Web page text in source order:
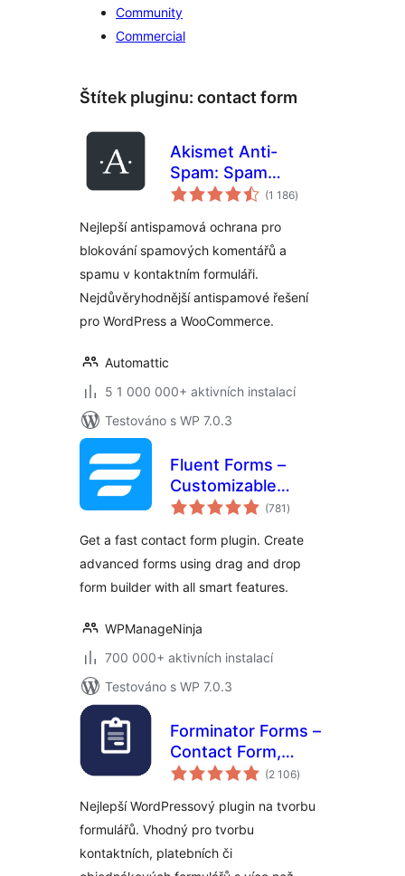
Community
Commercial
Štítek pluginu: contact form
Akismet Anti-
Spam: Spam
Protection
(1 186celkové
hodnocení
)
Nejlepší antispamová ochrana pro
blokování spamových komentářů a
spamu v kontaktním formuláři.
Nejdůvěryhodnější antispamové řešení
pro WordPress a WooCommerce.
Automattic
5 1 000 000+ aktivních instalací
Testováno s WP 7.0.3
Fluent Forms –
Customizable
Contact Forms,
Conversational
Form Builder
(781 celkové
hodnocení
)
Get a fast contact form plugin. Create
advanced forms using drag and drop
form builder with all smart features.
WPManageNinja
700 000+ aktivních instalací
Testováno s WP 7.0.3
Forminator Forms –
Contact Form,
Payment Form &
Builder
(2 106celkové
hodnocení
)
Nejlepší WordPressový plugin na tvorbu
formulářů. Vhodný pro tvorbu
kontaktních, platebních či